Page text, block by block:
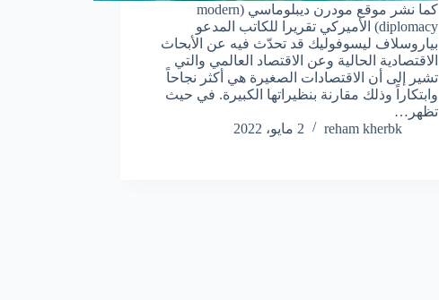
كما نشر موقع مودرن ديبلوماسي (modern
diplomacy) الأميركي تقريرا للكاتب المدعو
بياروسلاف ليسوفوليك قد تحدّث فيه عن الأبحاث
الاقتصادية الحالية وعن الاقتصاد العالمي والتي
تشير إلى أن الاقتصادات الصغيرة هي أكثر نجاحاً
وابتكاراً وذلك مقارنة بنظيراتها الكبيرة. في حيث
تظهر…
reham kherbk
2 مايو، 2022